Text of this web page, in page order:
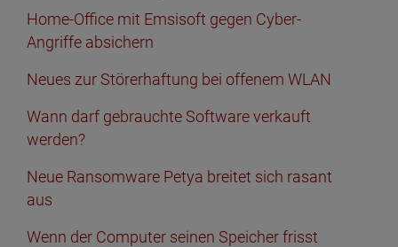
Home-Office mit Emsisoft gegen Cyber-
Angriffe absichern
Neues zur Störerhaftung bei offenem WLAN
Wann darf gebrauchte Software verkauft
werden?
Neue Ransomware Petya breitet sich rasant
aus
Wenn der Computer seinen Speicher frisst